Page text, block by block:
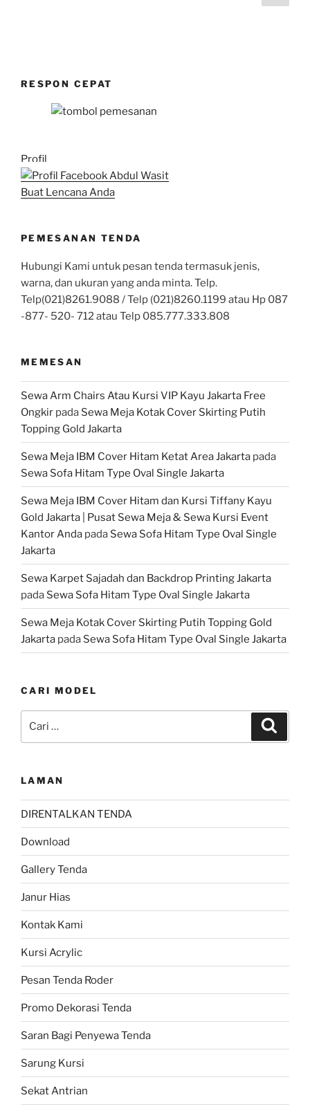
RESPON CEPAT
Profil
Buat Lencana Anda
PEMESANAN TENDA
Hubungi Kami untuk pesan tenda termasuk jenis,
warna, dan ukuran yang anda minta. Telp.
Telp(021)8261.9088 / Telp (021)8260.1199 atau Hp 087
-877- 520- 712 atau Telp 085.777.333.808
MEMESAN
Sewa Arm Chairs Atau Kursi VIP Kayu Jakarta Free
Ongkir pada Sewa Meja Kotak Cover Skirting Putih
Topping Gold Jakarta
Sewa Meja IBM Cover Hitam Ketat Area Jakarta pada
Sewa Sofa Hitam Type Oval Single Jakarta
Sewa Meja IBM Cover Hitam dan Kursi Tiffany Kayu
Gold Jakarta | Pusat Sewa Meja & Sewa Kursi Event
Kantor Anda pada Sewa Sofa Hitam Type Oval Single
Jakarta
Sewa Karpet Sajadah dan Backdrop Printing Jakarta
pada Sewa Sofa Hitam Type Oval Single Jakarta
Sewa Meja Kotak Cover Skirting Putih Topping Gold
Jakarta pada Sewa Sofa Hitam Type Oval Single Jakarta
CARI MODEL
untuk:
LAMAN
DIRENTALKAN TENDA
Download
Gallery Tenda
Janur Hias
Kontak Kami
Kursi Acrylic
Pesan Tenda Roder
Promo Dekorasi Tenda
Saran Bagi Penyewa Tenda
Sarung Kursi
Sekat Antrian